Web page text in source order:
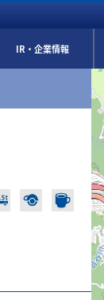
IR・企業情報